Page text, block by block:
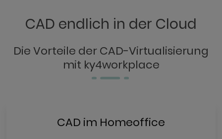
CAD endlich in der Cloud
Die Vorteile der CAD-Virtualisierung
mit ky4workplace
CAD im Homeoffice